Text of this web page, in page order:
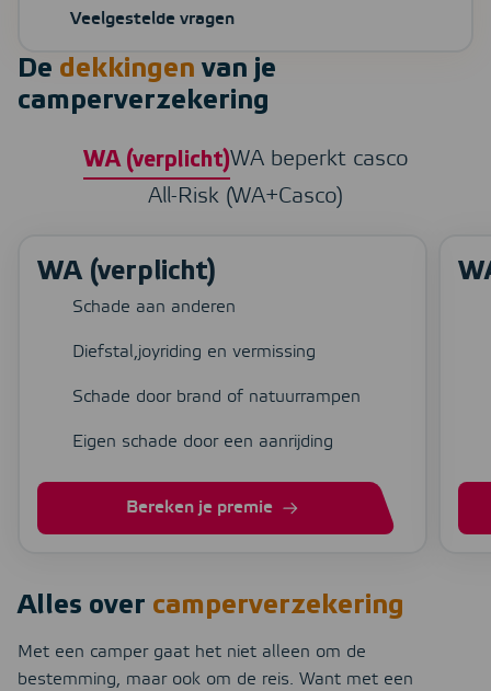
Veelgestelde vragen
De dekkingen van je
camperverzekering
WA (verplicht)WA beperkt casco
All-Risk (WA+Casco)
WA (verplicht)
Schade aan anderen
Diefstal,joyriding en vermissing
Schade door brand of natuurrampen
Eigen schade door een aanrijding
Bereken je premie
Alles over camperverzekering
Met een camper gaat het niet alleen om de
bestemming, maar ook om de reis. Want met een